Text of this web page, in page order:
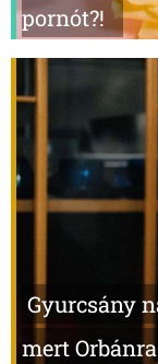
pornót?!
Gyurcsány
mert